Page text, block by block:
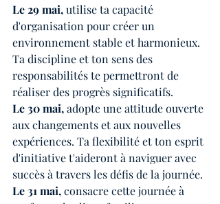
Le 29 mai, utilise ta capacité
d'organisation pour créer un
environnement stable et harmonieux.
Ta discipline et ton sens des
responsabilités te permettront de
réaliser des progrès significatifs.
Le 30 mai, adopte une attitude ouverte
aux changements et aux nouvelles
expériences. Ta flexibilité et ton esprit
d'initiative t'aideront à naviguer avec
succès à travers les défis de la journée.
Le 31 mai, consacre cette journée à